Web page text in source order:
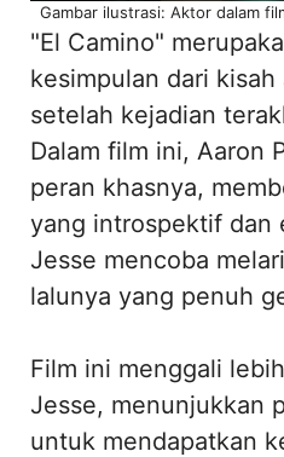
Gambar ilustrasi: Aktor dalam
"El Camino"
kesimpulan dari kisah
setelah kejadian
Dalam film ini, Aaron
peran khasnya,
yang introspektif dan
Jesse mencoba
lalunya yang penuh
Film ini menggali
Jesse, menunjukkan
untuk mendapatkan